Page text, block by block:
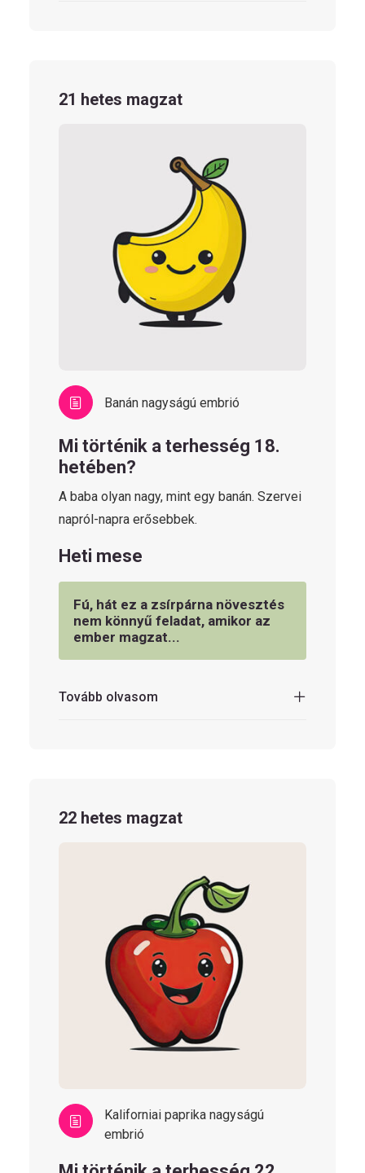
21 hetes magzat
Banán nagyságú embrió
Mi történik a terhesség 18.
hetében?
A baba olyan nagy, mint egy banán. Szervei
napról-napra erősebbek.
Heti mese
Fú, hát ez a zsírpárna növesztés
nem könnyű feladat, amikor az
ember magzat...
Tovább olvasom
22 hetes magzat
Kaliforniai paprika nagyságú
embrió